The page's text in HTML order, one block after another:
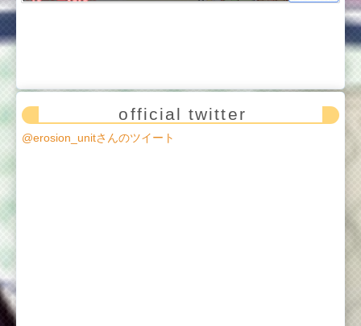
サポート
official twitter
@erosion_unitさんのツイート